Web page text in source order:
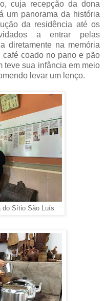
cuja recepção da dona
um panorama da história
da residência até os
a entrar pelas
diretamente na memória
coado no pano e pão
teve sua infância em meio
levar um lenço.
do Sítio São Luís